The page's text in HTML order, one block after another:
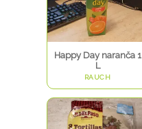
Happy Day naranča 1
L
RAUCH